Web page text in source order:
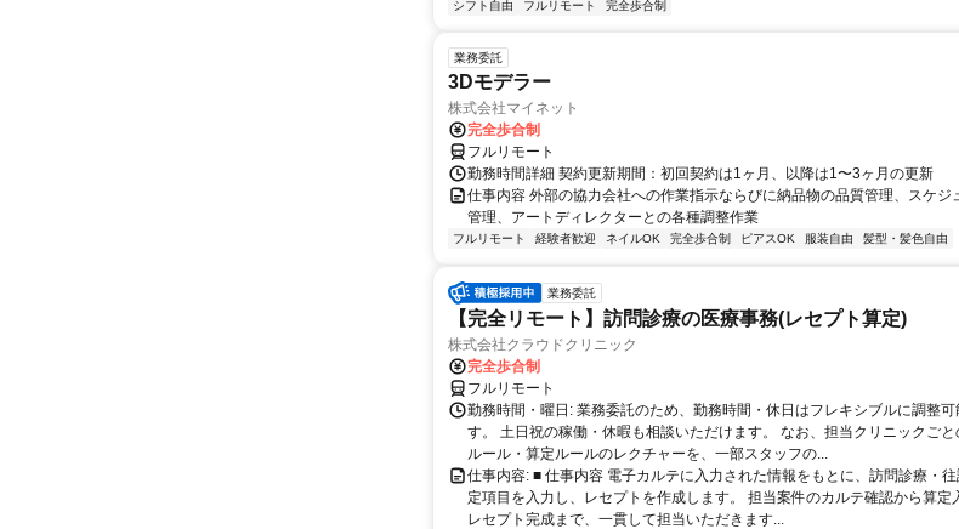
シフト自由 フルリモート 完全歩合制
業務委託
3Dモデラー
株式会社マイネット
完全歩合制
フルリモート
勤務時間詳細 契約更新期間：初回契約は1ヶ月、以降は1〜3ヶ月の更新
仕事内容 外部の協力会社への作業指示ならびに納品物の品質管理、スケジ
管理、アートディレクターとの各種調整作業
フルリモート 経験者歓迎 ネイルOK 完全歩合制 ピアスOK 服装自由 髪型・髪色自由
業務委託
【完全リモート】訪問診療の医療事務(レセプト算定)
株式会社クラウドクリニック
完全歩合制
フルリモート
勤務時間・曜日: 業務委託のため、勤務時間・休日はフレキシブルに調整可
す。 土日祝の稼働・休暇も相談いただけます。 なお、担当クリニックごと
ルール・算定ルールのレクチャーを、一部スタッフの...
仕事内容: ■ 仕事内容 電子カルテに入力された情報をもとに、訪問診療・
定項目を入力し、レセプトを作成します。 担当案件のカルテ確認から算定
レセプト完成まで、一貫して担当いただきます...